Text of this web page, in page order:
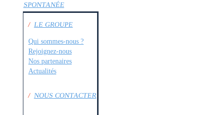
SPONTANÉE
/ LE GROUPE
Qui sommes-nous ?
Rejoignez-nous
Nos partenaires
Actualités
/NOUS CONTACTER